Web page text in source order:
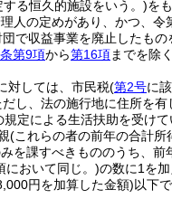
る恒久的施設をいう。)を
人の定めがあり、かつ、令
で収益事業を廃止したも
第9項から第16項までを除
対しては、市民税(第2号に
だし、法の施行地に住所を有
規定による生活扶助を受け
(これらの者の前年の合計
を課すべきもののうち、
において同じ。)の数に1を
円を加算した金額)以下